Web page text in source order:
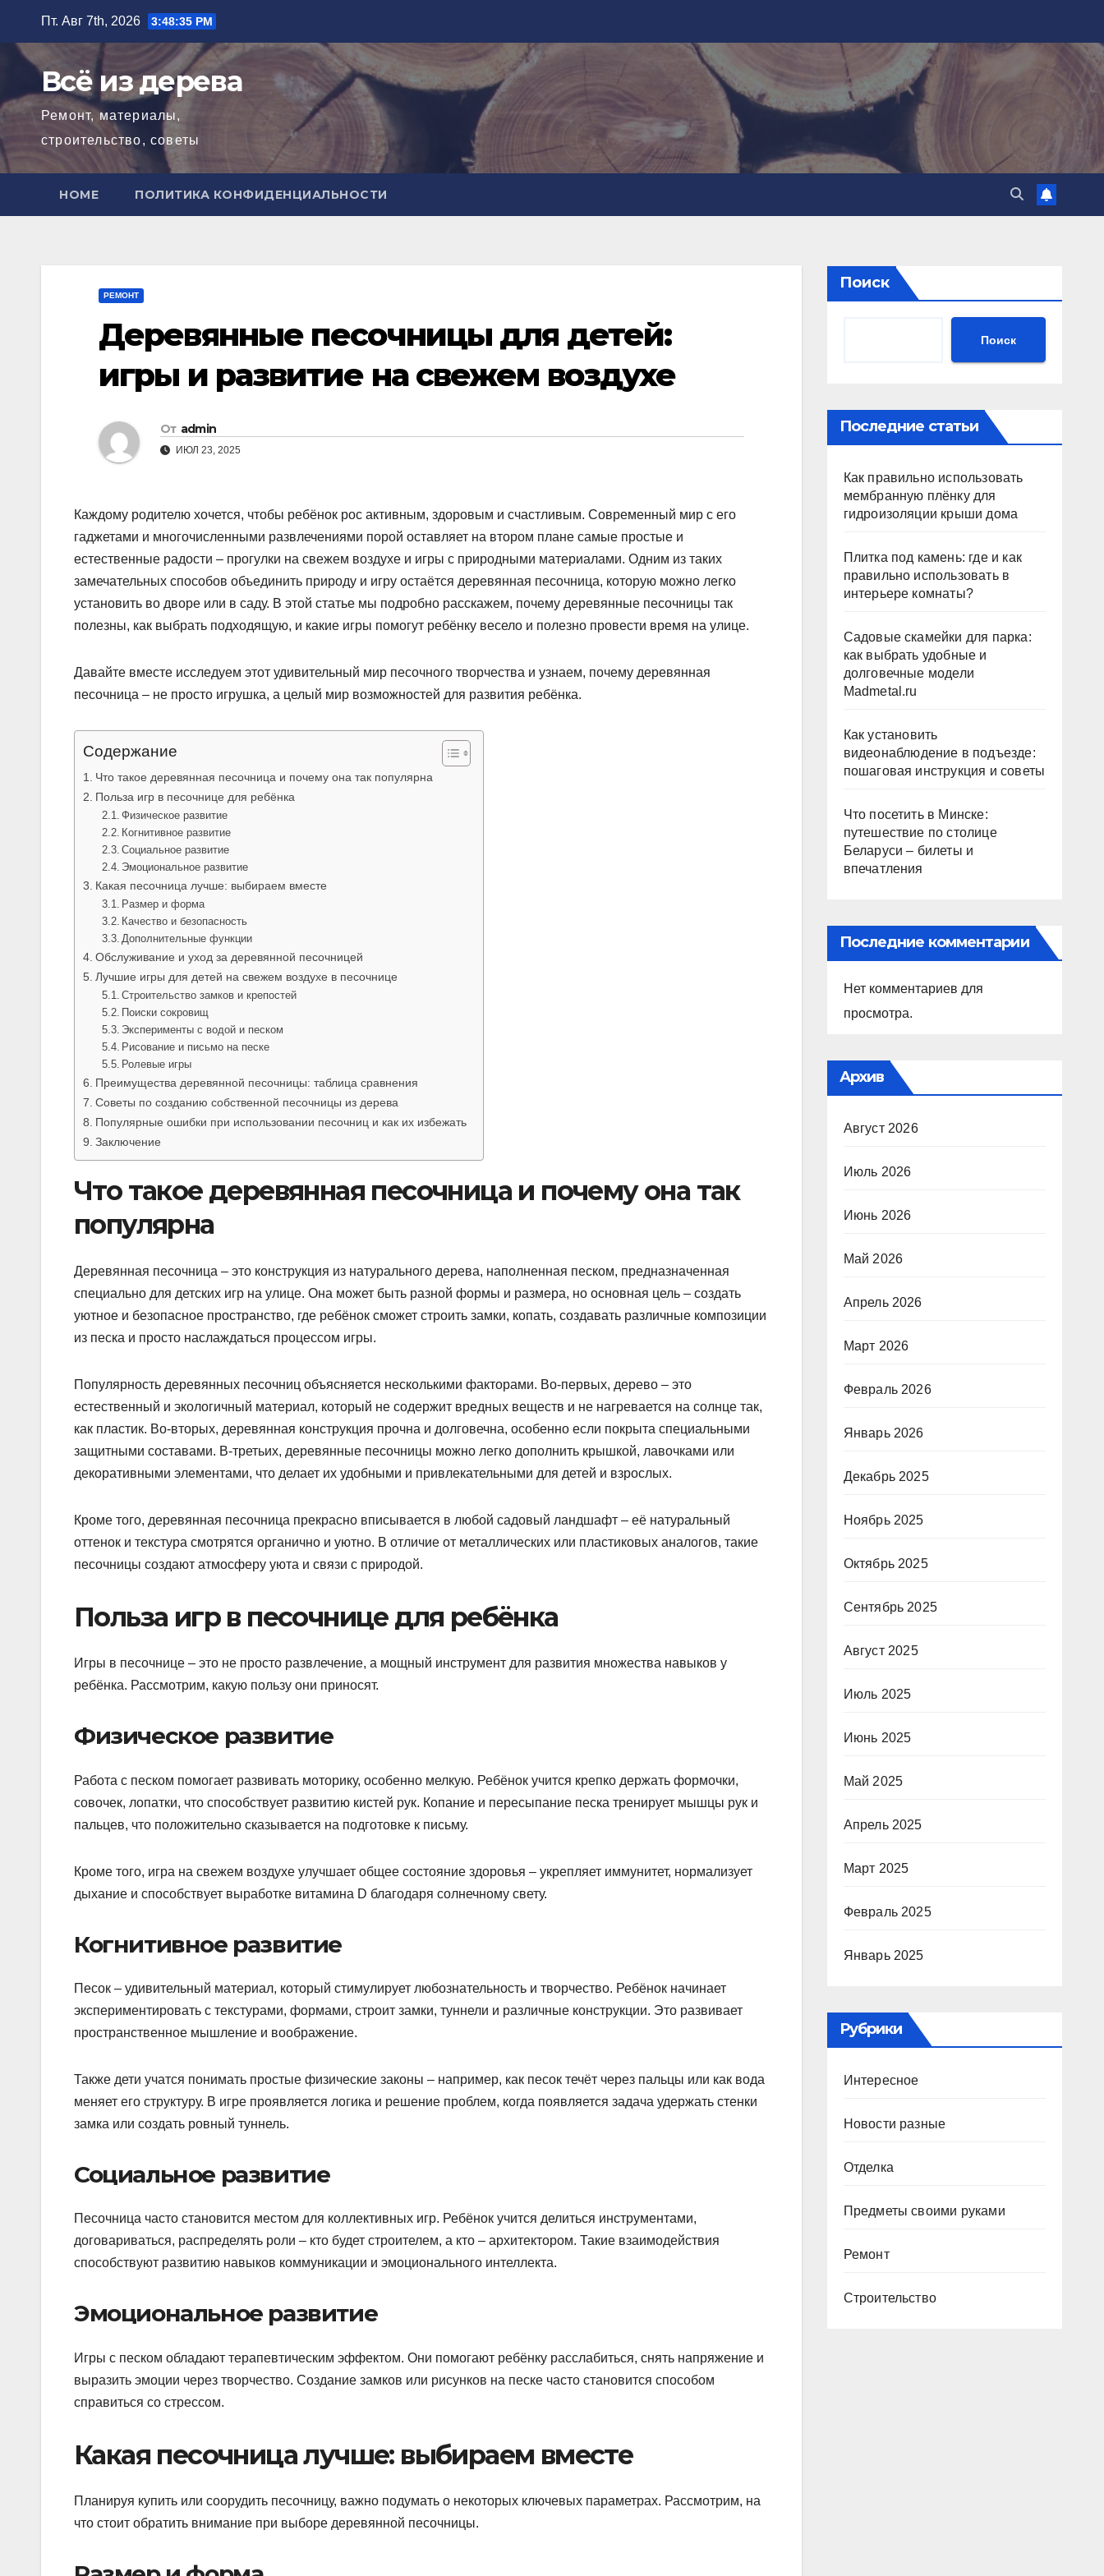
содержимому
Пт. Авг 7th, 2026 3:48:36 PM
Всё из дерева
Ремонт, материалы,
строительство, советы
HOME ПОЛИТИКА КОНФИДЕНЦИАЛЬНОСТИ
РЕМОНТ
Деревянные песочницы для детей:
игры и развитие на свежем воздухе
От admin
ИЮЛ 23, 2025
Каждому родителю хочется, чтобы ребёнок рос активным, здоровым и счастливым. Современный мир с его
гаджетами и многочисленными развлечениями порой оставляет на втором плане самые простые и
естественные радости – прогулки на свежем воздухе и игры с природными материалами. Одним из таких
замечательных способов объединить природу и игру остаётся деревянная песочница, которую можно легко
установить во дворе или в саду. В этой статье мы подробно расскажем, почему деревянные песочницы так
полезны, как выбрать подходящую, и какие игры помогут ребёнку весело и полезно провести время на улице.
Давайте вместе исследуем этот удивительный мир песочного творчества и узнаем, почему деревянная
песочница – не просто игрушка, а целый мир возможностей для развития ребёнка.
Содержание
Что такое деревянная песочница и почему она так популярна
Польза игр в песочнице для ребёнка
Физическое развитие
Когнитивное развитие
Социальное развитие
Эмоциональное развитие
Какая песочница лучше: выбираем вместе
Размер и форма
Качество и безопасность
Дополнительные функции
Обслуживание и уход за деревянной песочницей
Лучшие игры для детей на свежем воздухе в песочнице
Строительство замков и крепостей
Поиски сокровищ
Эксперименты с водой и песком
Рисование и письмо на песке
Ролевые игры
Преимущества деревянной песочницы: таблица сравнения
Советы по созданию собственной песочницы из дерева
Популярные ошибки при использовании песочниц и как их избежать
Заключение
Что такое деревянная песочница и почему она так
популярна
Деревянная песочница – это конструкция из натурального дерева, наполненная песком, предназначенная
специально для детских игр на улице. Она может быть разной формы и размера, но основная цель – создать
уютное и безопасное пространство, где ребёнок сможет строить замки, копать, создавать различные композиции
из песка и просто наслаждаться процессом игры.
Популярность деревянных песочниц объясняется несколькими факторами. Во-первых, дерево – это
естественный и экологичный материал, который не содержит вредных веществ и не нагревается на солнце так,
как пластик. Во-вторых, деревянная конструкция прочна и долговечна, особенно если покрыта специальными
защитными составами. В-третьих, деревянные песочницы можно легко дополнить крышкой, лавочками или
декоративными элементами, что делает их удобными и привлекательными для детей и взрослых.
Кроме того, деревянная песочница прекрасно вписывается в любой садовый ландшафт – её натуральный
оттенок и текстура смотрятся органично и уютно. В отличие от металлических или пластиковых аналогов, такие
песочницы создают атмосферу уюта и связи с природой.
Польза игр в песочнице для ребёнка
Игры в песочнице – это не просто развлечение, а мощный инструмент для развития множества навыков у
ребёнка. Рассмотрим, какую пользу они приносят.
Физическое развитие
Работа с песком помогает развивать моторику, особенно мелкую. Ребёнок учится крепко держать формочки,
совочек, лопатки, что способствует развитию кистей рук. Копание и пересыпание песка тренирует мышцы рук и
пальцев, что положительно сказывается на подготовке к письму.
Кроме того, игра на свежем воздухе улучшает общее состояние здоровья – укрепляет иммунитет, нормализует
дыхание и способствует выработке витамина D благодаря солнечному свету.
Когнитивное развитие
Песок – удивительный материал, который стимулирует любознательность и творчество. Ребёнок начинает
экспериментировать с текстурами, формами, строит замки, туннели и различные конструкции. Это развивает
пространственное мышление и воображение.
Также дети учатся понимать простые физические законы – например, как песок течёт через пальцы или как вода
меняет его структуру. В игре проявляется логика и решение проблем, когда появляется задача удержать стенки
замка или создать ровный туннель.
Социальное развитие
Песочница часто становится местом для коллективных игр. Ребёнок учится делиться инструментами,
договариваться, распределять роли – кто будет строителем, а кто – архитектором. Такие взаимодействия
способствуют развитию навыков коммуникации и эмоционального интеллекта.
Эмоциональное развитие
Игры с песком обладают терапевтическим эффектом. Они помогают ребёнку расслабиться, снять напряжение и
выразить эмоции через творчество. Создание замков или рисунков на песке часто становится способом
справиться со стрессом.
Какая песочница лучше: выбираем вместе
Планируя купить или соорудить песочницу, важно подумать о некоторых ключевых параметрах. Рассмотрим, на
что стоит обратить внимание при выборе деревянной песочницы.
Поиск
Поиск
Последние статьи
Как правильно использовать
мембранную плёнку для
гидроизоляции крыши дома
Плитка под камень: где и как
правильно использовать в
интерьере комнаты?
Садовые скамейки для парка:
как выбрать удобные и
долговечные модели
Madmetal.ru
Как установить
видеонаблюдение в подъезде:
пошаговая инструкция и советы
Что посетить в Минске:
путешествие по столице
Беларуси – билеты и
впечатления
Последние комментарии
Нет комментариев для
просмотра.
Архив
Август 2026
Июль 2026
Июнь 2026
Май 2026
Апрель 2026
Март 2026
Февраль 2026
Январь 2026
Декабрь 2025
Ноябрь 2025
Октябрь 2025
Сентябрь 2025
Август 2025
Июль 2025
Июнь 2025
Май 2025
Апрель 2025
Март 2025
Февраль 2025
Январь 2025
Рубрики
Интересное
Новости разные
Отделка
Предметы своими руками
Ремонт
Строительство